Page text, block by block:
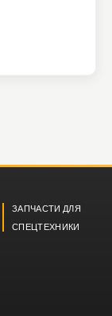
ЗАПЧАСТИ ДЛЯ
СПЕЦТЕХНИКИ